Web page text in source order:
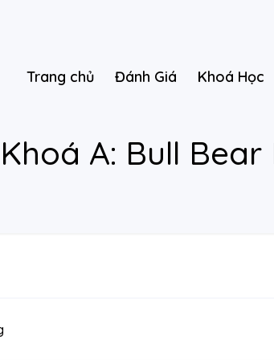
Trang chủ Đánh Giá Khoá Học
Khoá A: Bull Bear